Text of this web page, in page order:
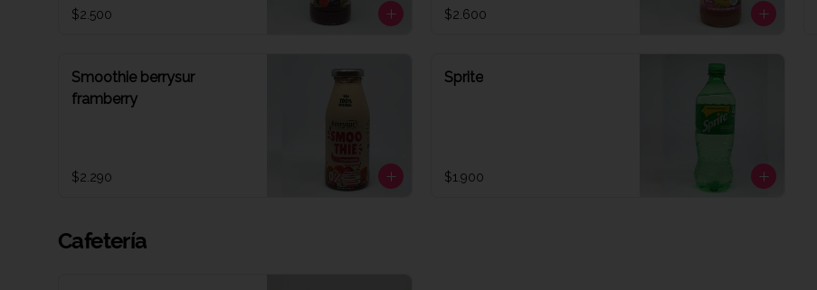
$2.500 $2.600
Smoothie berrysur
framberry
$2.290
Sprite
$1.900
Cafetería